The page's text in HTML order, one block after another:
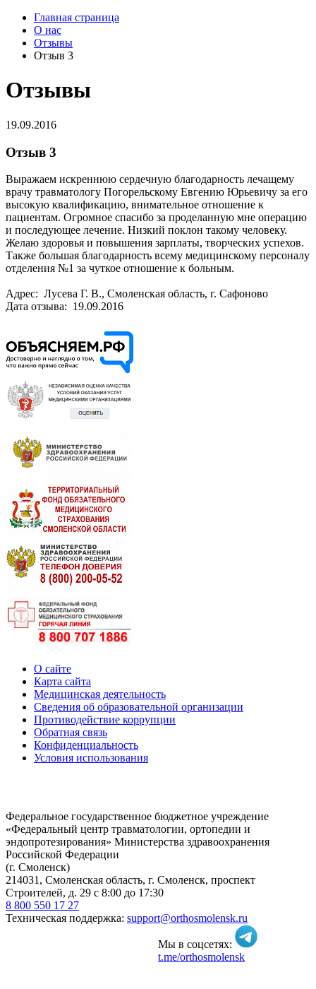
Главная страница
О нас
Отзывы
Отзыв 3
Отзывы
19.09.2016
Отзыв 3
Выражаем искреннюю сердечную благодарность лечащему
врачу травматологу Погорельскому Евгению Юрьевичу за его
высокую квалификацию, внимательное отношение к
пациентам. Огромное спасибо за проделанную мне операцию
и последующее лечение. Низкий поклон такому человеку.
Желаю здоровья и повышения зарплаты, творческих успехов.
Также большая благодарность всему медицинскому персоналу
отделения №1 за чуткое отношение к больным.
Адрес: Лусева Г. В., Смоленская область, г. Сафоново
Дата отзыва: 19.09.2016
О сайте
Карта сайта
Медицинская деятельность
Сведения об образовательной организации
Противодействие коррупции
Обратная связь
Конфиденциальность
Условия использования
Федеральное государственное бюджетное учреждение
«Федеральный центр травматологии, ортопедии и
эндопротезирования» Министерства здравоохранения
Российской Федерации
(г. Смоленск)
214031, Смоленская область, г. Смоленск, проспект
Строителей, д. 29 с 8:00 до 17:30
8 800 550 17 27
Техническая поддержка: support@orthosmolensk.ru
Мы в соцсетях:
t.me/orthosmolensk